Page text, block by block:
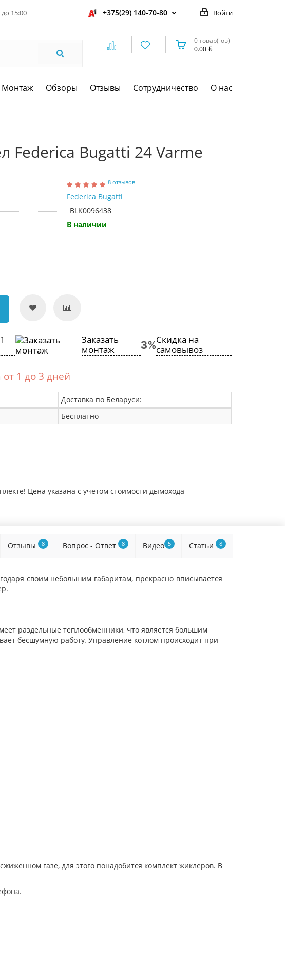
до 15:00 Войти
+375(29) 140-70-80
0 товар(-ов)
0.00
Монтаж Обзоры Отзывы Сотрудничество О нас
Federica Bugatti 24 Varme
8 отзывов
Federica Bugatti
BLK0096438
В наличии
Заказать
монтаж
Скидка на
самовывоз
от 1 до 3 дней
Доставка по Беларуси:
Бесплатно
Цена указана с учетом стоимости дымохода
Отзывы 8 Вопрос - Ответ 8 Видео 5 Статьи 8
своим небольшим габаритам, прекрасно вписывается
раздельные теплообменники, что является большим
бесшумную работу. Управление котлом происходит при
газе, для этого понадобится комплект жиклеров. В